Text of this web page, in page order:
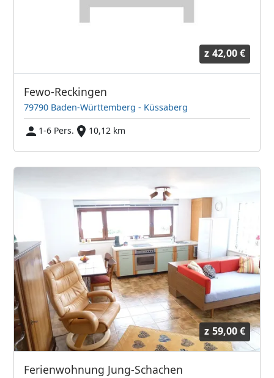
z 42,00 €
Fewo-Reckingen
79790 Baden-Württemberg - Küssaberg
1-6 Pers.
10,12 km
z 59,00 €
Ferienwohnung Jung-Schachen